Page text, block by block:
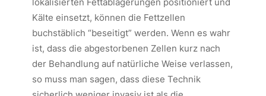
Kälte einsetzt, können die Fettzellen
buchstäblich “beseitigt” werden. Wenn es wahr
ist, dass die abgestorbenen Zellen kurz nach
der Behandlung auf natürliche Weise verlassen,
so muss man sagen, dass diese Technik